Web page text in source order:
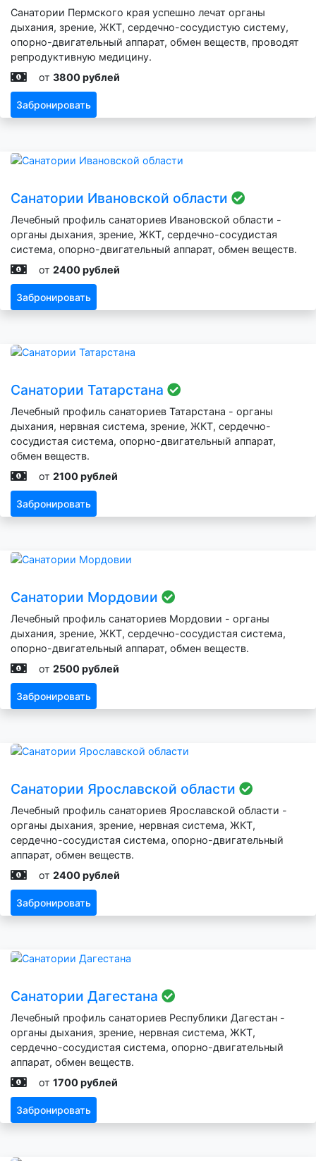
Санатории Пермского края успешно лечат органы
дыхания, зрение, ЖКТ, сердечно-сосудистую систему,
опорно-двигательный аппарат, обмен веществ, проводят
репродуктивную медицину.
от 3800 рублей
Забронировать
Санатории Ивановской области
Лечебный профиль санаториев Ивановской области -
органы дыхания, зрение, ЖКТ, сердечно-сосудистая
система, опорно-двигательный аппарат, обмен веществ.
от 2400 рублей
Забронировать
Санатории Татарстана
Лечебный профиль санаториев Татарстана - органы
дыхания, нервная система, зрение, ЖКТ, сердечно-
сосудистая система, опорно-двигательный аппарат,
обмен веществ.
от 2100 рублей
Забронировать
Санатории Мордовии
Лечебный профиль санаториев Мордовии - органы
дыхания, зрение, ЖКТ, сердечно-сосудистая система,
опорно-двигательный аппарат, обмен веществ.
от 2500 рублей
Забронировать
Санатории Ярославской области
Лечебный профиль санаториев Ярославской области -
органы дыхания, зрение, нервная система, ЖКТ,
сердечно-сосудистая система, опорно-двигательный
аппарат, обмен веществ.
от 2400 рублей
Забронировать
Санатории Дагестана
Лечебный профиль санаториев Республики Дагестан -
органы дыхания, зрение, нервная система, ЖКТ,
сердечно-сосудистая система, опорно-двигательный
аппарат, обмен веществ.
от 1700 рублей
Забронировать